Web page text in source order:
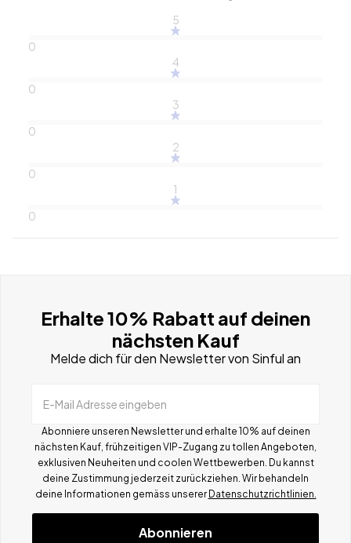
5
0
4
0
3
0
2
0
1
0
Erhalte 10% Rabatt auf deinen
nächsten Kauf
Melde dich für den Newsletter von Sinful an
E-Mail Adresse eingeben
Abonniere unseren Newsletter und erhalte 10% auf deinen
nächsten Kauf, frühzeitigen VIP-Zugang zu tollen Angeboten,
exklusiven Neuheiten und coolen Wettbewerben. Du kannst
deine Zustimmung jederzeit zurückziehen. Wir behandeln
deine Informationen gemäss unserer Datenschutzrichtlinien.
Abonnieren